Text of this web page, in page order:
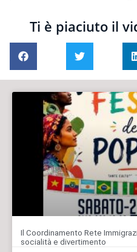
Ti è piaciuto il
Il Coordinamento Rete
socialità e divertimento